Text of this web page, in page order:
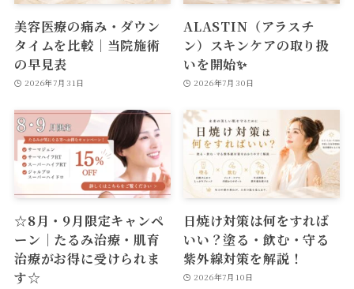
美容医療の痛み・ダウン
タイムを比較｜当院施術
の早見表
2026年7月31日
ALASTIN（アラスチ
ン）スキンケアの取り扱
いを開始✨
2026年7月30日
☆8月・9月限定キャンペ
ーン｜たるみ治療・肌育
治療がお得に受けられま
す☆
日焼け対策は何をすれば
いい？塗る・飲む・守る
紫外線対策を解説！
2026年7月10日